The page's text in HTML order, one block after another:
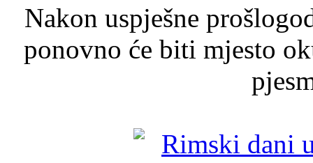
Nakon uspješne
ponovno će biti mjesto